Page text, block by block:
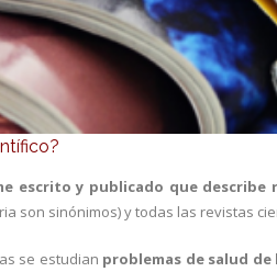
escrito y publicado que
son sinónimos) y todas las revistas
se estudian problemas de salud